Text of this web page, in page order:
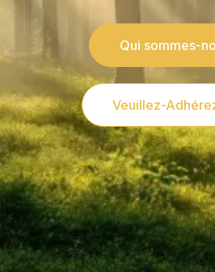
Qui sommes-
Veuillez-